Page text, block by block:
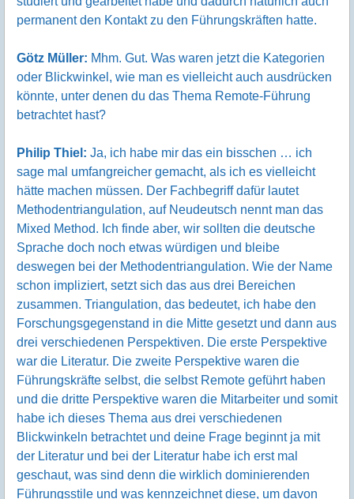
permanent den Kontakt zu den Führungskräften hatte.
Götz Müller: Mhm. Gut. Was waren jetzt die Kategorien
oder Blickwinkel, wie man es vielleicht auch ausdrücken
könnte, unter denen du das Thema Remote-Führung
betrachtet hast?
Philip Thiel: Ja, ich habe mir das ein bisschen … ich
sage mal umfangreicher gemacht, als ich es vielleicht
hätte machen müssen. Der Fachbegriff dafür lautet
Methodentriangulation, auf Neudeutsch nennt man das
Mixed Method. Ich finde aber, wir sollten die deutsche
Sprache doch noch etwas würdigen und bleibe
deswegen bei der Methodentriangulation. Wie der Name
schon impliziert, setzt sich das aus drei Bereichen
zusammen. Triangulation, das bedeutet, ich habe den
Forschungsgegenstand in die Mitte gesetzt und dann aus
drei verschiedenen Perspektiven. Die erste Perspektive
war die Literatur. Die zweite Perspektive waren die
Führungskräfte selbst, die selbst Remote geführt haben
und die dritte Perspektive waren die Mitarbeiter und somit
habe ich dieses Thema aus drei verschiedenen
Blickwinkeln betrachtet und deine Frage beginnt ja mit
der Literatur und bei der Literatur habe ich erst mal
geschaut, was sind denn die wirklich dominierenden
Führungsstile und was kennzeichnet diese, um davon